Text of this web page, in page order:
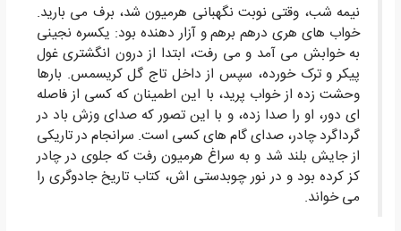
نیمه شب، وقتی نوبت نگهبانی هرمیون شد، برف می بارید.
خواب های هری درهم برهم و آزار دهنده بود: یکسره نجینی
به خوابش می آمد و می رفت، ابتدا از درون انگشتری غول
پیکر و ترک خورده، سپس از داخل تاج گل کریسمس. بارها
وحشت زده از خواب پرید، با این اطمینان که کسی از فاصله
ای دور، او را صدا زده، و با این تصور که صدای وزش باد در
گرداگرد چادر، صدای گام های کسی است. سرانجام در تاریکی
از جایش بلند شد و به سراغ هرمیون رفت که جلوی در چادر
کز کرده بود و در نور چوبدستی اش، کتاب تاریخ جادوگری را
می خواند.